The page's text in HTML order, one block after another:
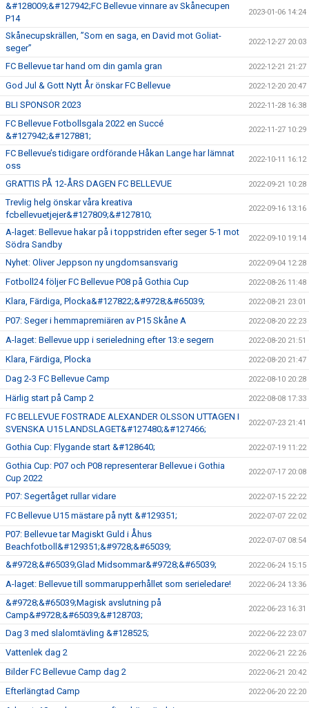
&#128009;&#127942;FC Bellevue vinnare av Skånecupen
P14
2023-01-06 14:24
Skånecupskrällen, ”Som en saga, en David mot Goliat-
seger”
2022-12-27 20:03
FC Bellevue tar hand om din gamla gran 2022-12-21 21:27
God Jul & Gott Nytt År önskar FC Bellevue 2022-12-20 20:47
BLI SPONSOR 2023 2022-11-28 16:38
FC Bellevue Fotbollsgala 2022 en Succé
&#127942;&#127881;
2022-11-27 10:29
FC Bellevue’s tidigare ordförande Håkan Lange har lämnat
oss
2022-10-11 16:12
GRATTIS PÅ 12-ÅRS DAGEN FC BELLEVUE 2022-09-21 10:28
Trevlig helg önskar våra kreativa
fcbellevuetjejer&#127809;&#127810;
2022-09-16 13:16
A-laget: Bellevue hakar på i toppstriden efter seger 5-1 mot
Södra Sandby
2022-09-10 19:14
Nyhet: Oliver Jeppson ny ungdomsansvarig 2022-09-04 12:28
Fotboll24 följer FC Bellevue P08 på Gothia Cup 2022-08-26 11:48
Klara, Färdiga, Plocka&#127822;&#9728;&#65039; 2022-08-21 23:01
P07: Seger i hemmapremiären av P15 Skåne A 2022-08-20 22:23
A-laget: Bellevue upp i serieledning efter 13:e segern 2022-08-20 21:51
Klara, Färdiga, Plocka 2022-08-20 21:47
Dag 2-3 FC Bellevue Camp 2022-08-10 20:28
Härlig start på Camp 2 2022-08-08 17:33
FC BELLEVUE FOSTRADE ALEXANDER OLSSON UTTAGEN I
SVENSKA U15 LANDSLAGET&#127480;&#127466;
2022-07-23 21:41
Gothia Cup: Flygande start &#128640; 2022-07-19 11:22
Gothia Cup: P07 och P08 representerar Bellevue i Gothia
Cup 2022
2022-07-17 20:08
P07: Segertåget rullar vidare 2022-07-15 22:22
FC Bellevue U15 mästare på nytt &#129351; 2022-07-07 22:02
P07: Bellevue tar Magiskt Guld i Åhus
Beachfotboll&#129351;&#9728;&#65039;
2022-07-07 08:54
&#9728;&#65039;Glad Midsommar&#9728;&#65039; 2022-06-24 15:15
A-laget: Bellevue till sommarupperhållet som serieledare! 2022-06-24 13:36
&#9728;&#65039;Magisk avslutning på
Camp&#9728;&#65039;&#128703;
2022-06-23 16:31
Dag 3 med slalomtävling &#128525; 2022-06-22 23:07
Vattenlek dag 2 2022-06-21 22:26
Bilder FC Bellevue Camp dag 2 2022-06-21 20:42
Efterlängtad Camp 2022-06-20 22:20